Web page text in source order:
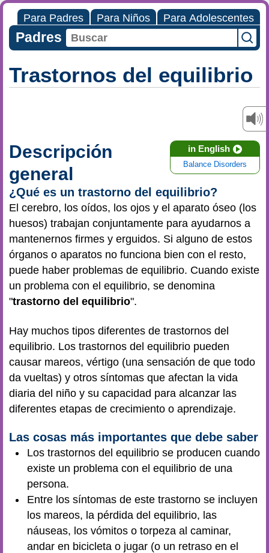
Para Padres Para Niños Para Adolescentes
Padres
Trastornos del equilibrio
in English
Balance Disorders
Descripción
general
¿Qué es un trastorno del equilibrio?
El cerebro, los oídos, los ojos y el aparato óseo (los
huesos) trabajan conjuntamente para ayudarnos a
mantenernos firmes y erguidos. Si alguno de estos
órganos o aparatos no funciona bien con el resto,
puede haber problemas de equilibrio. Cuando existe
un problema con el equilibrio, se denomina
"trastorno del equilibrio".
Hay muchos tipos diferentes de trastornos del
equilibrio. Los trastornos del equilibrio pueden
causar mareos, vértigo (una sensación de que todo
da vueltas) y otros síntomas que afectan la vida
diaria del niño y su capacidad para alcanzar las
diferentes etapas de crecimiento o aprendizaje.
Las cosas más importantes que debe saber
Los trastornos del equilibrio se producen cuando
existe un problema con el equilibrio de una
persona.
Entre los síntomas de este trastorno se incluyen
los mareos, la pérdida del equilibrio, las
náuseas, los vómitos o torpeza al caminar,
andar en bicicleta o jugar (o un retraso en el